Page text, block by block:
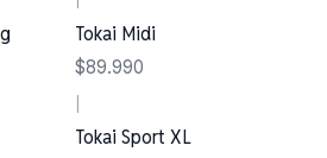
Tokai Midi
$89.990
Tokai Sport XL